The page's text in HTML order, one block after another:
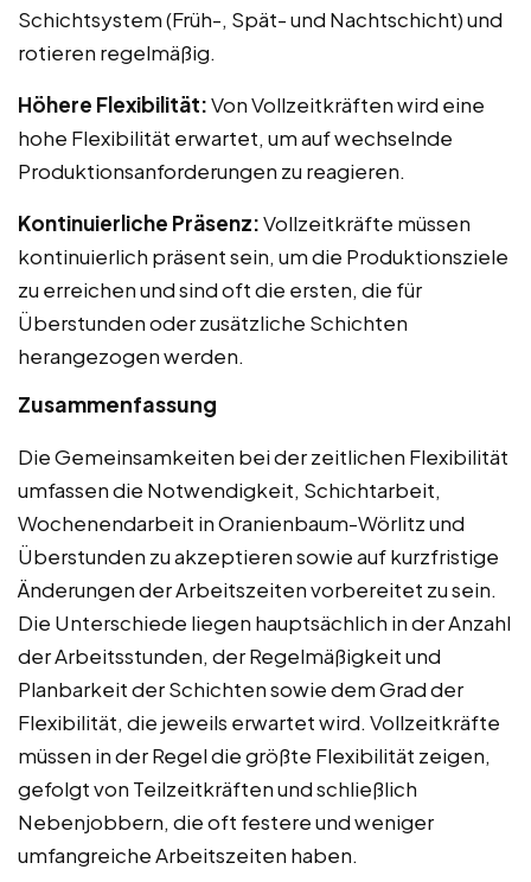
Schichtsystem (Früh-, Spät- und Nachtschicht) und
rotieren regelmäßig.
Höhere Flexibilität:Von Vollzeitkräften wird eine
hohe Flexibilität erwartet, um auf wechselnde
Produktionsanforderungen zu reagieren.
Kontinuierliche Präsenz:Vollzeitkräfte müssen
kontinuierlich präsent sein, um die Produktionsziele
zu erreichen und sind oft die ersten, die für
Überstunden oder zusätzliche Schichten
herangezogen werden.
Zusammenfassung
Die Gemeinsamkeiten bei der zeitlichen Flexibilität
umfassen die Notwendigkeit, Schichtarbeit,
Wochenendarbeit in Oranienbaum-Wörlitz und
Überstunden zu akzeptieren sowie auf kurzfristige
Änderungen der Arbeitszeiten vorbereitet zu sein.
Die Unterschiede liegen hauptsächlich in der Anzahl
der Arbeitsstunden, der Regelmäßigkeit und
Planbarkeit der Schichten sowie dem Grad der
Flexibilität, die jeweils erwartet wird. Vollzeitkräfte
müssen in der Regel die größte Flexibilität zeigen,
gefolgt von Teilzeitkräften und schließlich
Nebenjobbern, die oft festere und weniger
umfangreiche Arbeitszeiten haben.